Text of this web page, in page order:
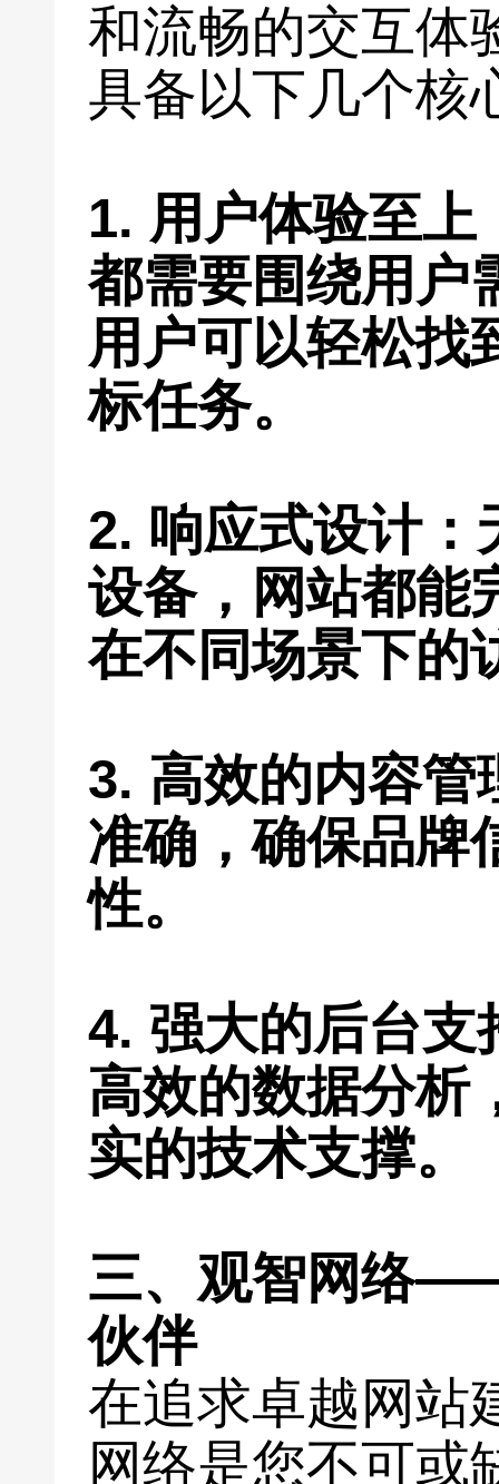
和流畅的交互体
具备以下几个核
1. 用户体验至上
都需要围绕用户
用户可以轻松找
标任务。
2. 响应式设计：
设备，网站都能
在不同场景下的
3. 高效的内容管
准确，确保品牌
性。
4. 强大的后台支
高效的数据分析
实的技术支撑。
三、观智网络
伙伴
在追求卓越网站
网络是您不可或